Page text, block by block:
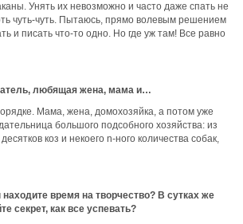
Унять их невозможно и часто даже спать не
чуть-чуть. Пытаюсь, прямо волевым решением
и писать что-то одно. Но где уж там! Все равно
любящая жена, мама и…
Мама, жена, домохозяйка, а потом уже
большого подсобного хозяйства: из
коз и некоего n-ного количества собак,
время на творчество? В сутках же
секрет, как все успевать?